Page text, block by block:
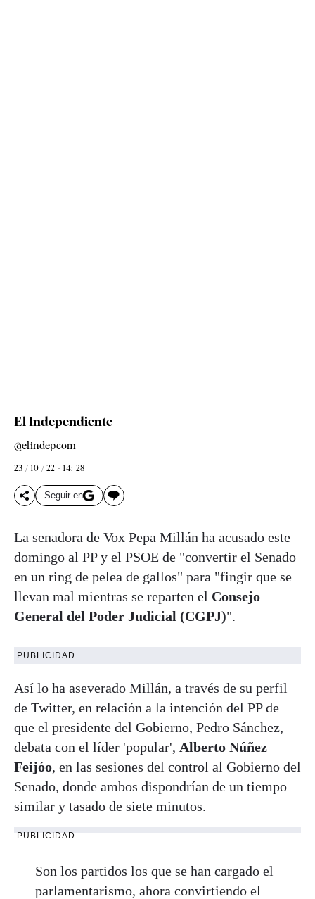
El Independiente
@elindepcom
23 / 10 / 22 - 14: 28
Seguir en
La senadora de Vox Pepa Millán ha acusado este
domingo al PP y el PSOE de "convertir el Senado
en un ring de pelea de gallos" para "fingir que se
llevan mal mientras se reparten el Consejo
General del Poder Judicial (CGPJ)".
PUBLICIDAD
Así lo ha aseverado Millán, a través de su perfil
de Twitter, en relación a la intención del PP de
que el presidente del Gobierno, Pedro Sánchez,
debata con el líder 'popular', Alberto Núñez
Feijóo, en las sesiones del control al Gobierno del
Senado, donde ambos dispondrían de un tiempo
similar y tasado de siete minutos.
PUBLICIDAD
Son los partidos los que se han cargado el
parlamentarismo, ahora convirtiendo el